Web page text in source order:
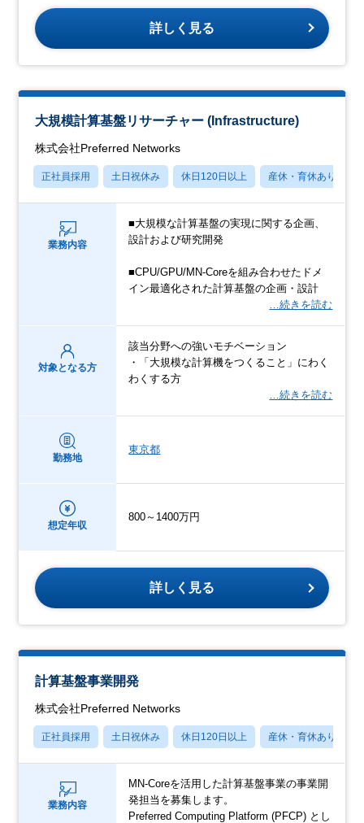
詳しく見る
大規模計算基盤リサーチャー (Infrastructure)
株式会社Preferred Networks
正社員採用 土日祝休み 休日120日以上 産休・育休あり
業務内容
■大規模な計算基盤の実現に関する企画、
設計および研究開発
■CPU/GPU/MN-Coreを組み合わせたドメ
イン最適化された計算基盤の企画・設計
…続きを読む
対象となる方
該当分野への強いモチベーション
・「大規模な計算機をつくること」にわく
わくする方
…続きを読む
勤務地
東京都
想定年収
800～1400万円
詳しく見る
計算基盤事業開発
株式会社Preferred Networks
正社員採用 土日祝休み 休日120日以上 産休・育休あり
業務内容
MN-Coreを活用した計算基盤事業の事業開
発担当を募集します。
Preferred Computing Platform (PFCP) とし